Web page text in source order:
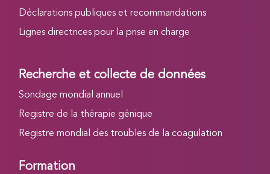
Déclarations publiques et recommandations
Lignes directrices pour la prise en charge
Recherche et collecte de données
Sondage mondial annuel
Registre de la thérapie génique
Registre mondial des troubles de la coagulation
Formation